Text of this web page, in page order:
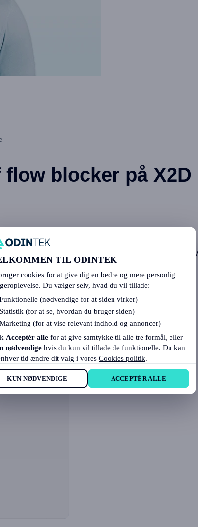
blocker på X2D
pa toolhead og forsegler inaktive dyser, sa de ikke
TIL ODINTEK
cookies for at give dig en bedre og mere personlig
Du vælger selv, hvad du vil tillade:
Funktionelle (nødvendige for at siden virker)
Statistik (for at se, hvordan du bruger siden)
Marketing (for at vise relevant indhold og annoncer)
Acceptér alle for at give samtykke til alle tre formål, eller
nødvendige hvis du kun vil tillade de funktionelle. Du kan
tid ændre dit valg i vores Cookies politik.
KUN NØDVENDIGE ACCEPTÉR ALLE